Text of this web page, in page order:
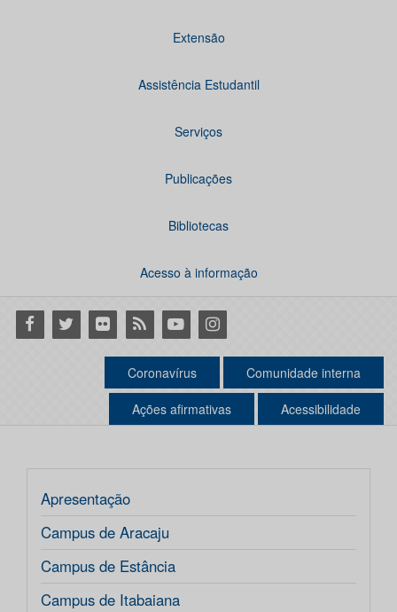
Extensão
Assistência Estudantil
Serviços
Publicações
Bibliotecas
Acesso à informação
Facebook
Twitter Flickr RSS YoutubeInstagram
Coronavírus Comunidade interna
Ações afirmativas Acessibilidade
Apresentação
Campus de Aracaju
Campus de Estância
Campus de Itabaiana